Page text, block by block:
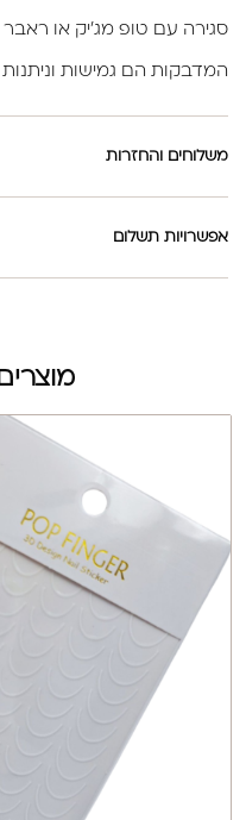
סגירה עם טופ מג'יק או ראבר
המדבקות הם גמישות
משלוחים והחזרות
אפשרויות תשלום